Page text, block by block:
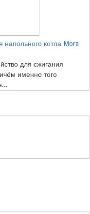
напольного котла Mora
для сжигания
именно того